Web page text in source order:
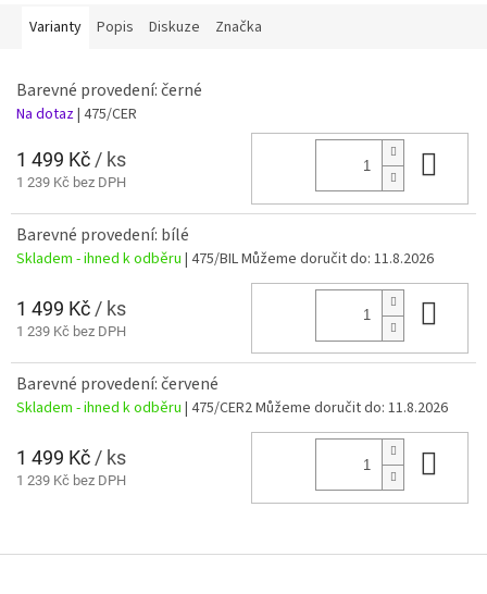
Varianty Popis Diskuze Značka
Barevné provedení: černé
Na dotaz| 475/CER
1 499 Kč / ks
1 239 Kč bez DPH
Barevné provedení: bílé
Skladem - ihned k odběru | 475/BILMůžeme doručit do: 11.8.2026
1 499 Kč / ks
1 239 Kč bez DPH
Barevné provedení: červené
Skladem - ihned k odběru | 475/CER2Můžeme doručit do: 11.8.2026
1 499 Kč/ ks
1 239 Kč bez DPH